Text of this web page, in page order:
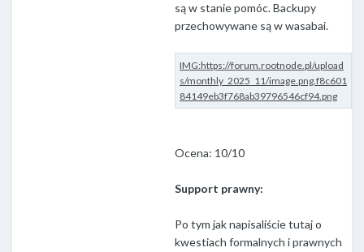
są w stanie pomóc. Backupy
przechowywane są w wasabai.
Ocena: 10/10
Support prawny:
Po tym jak napisaliście tutaj o
kwestiach formalnych i prawnych